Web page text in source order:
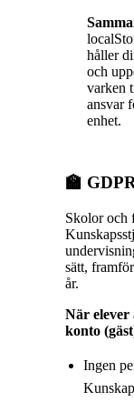
håller
och
varken
ansvar
enhet.
🏫
Skolor och
sätt,
år.
När elever
konto
Ingen